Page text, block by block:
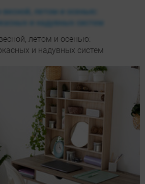
летом и осенью:
и надувных систем